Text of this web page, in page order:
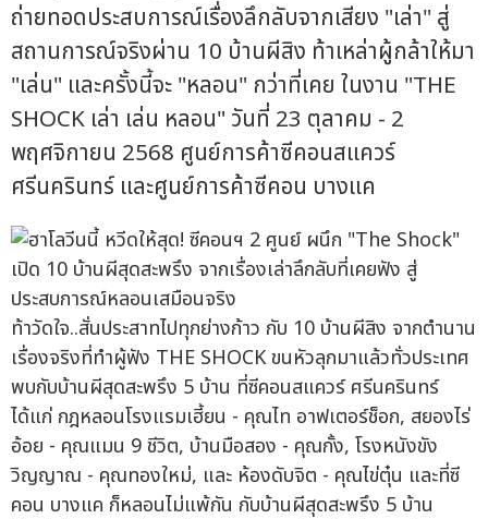
ถ่ายทอดประสบการณ์เรื่องลึกลับจากเสียง "เล่า" สู่
สถานการณ์จริงผ่าน 10 บ้านผีสิง ท้าเหล่าผู้กล้าให้มา
"เล่น" และครั้งนี้จะ "หลอน" กว่าที่เคย ในงาน "THE
SHOCK เล่า เล่น หลอน" วันที่ 23 ตุลาคม - 2
พฤศจิกายน 2568 ศูนย์การค้าซีคอนสแควร์
ศรีนครินทร์ และศูนย์การค้าซีคอน บางแค
ท้าวัดใจ..สั่นประสาทไปทุกย่างก้าว กับ 10 บ้านผีสิง จากตำนาน
เรื่องจริงที่ทำผู้ฟัง THE SHOCK ขนหัวลุกมาแล้วทั่วประเทศ
พบกับบ้านผีสุดสะพรึง 5 บ้าน ที่ซีคอนสแควร์ ศรีนครินทร์
ได้แก่ กฎหลอนโรงแรมเฮี้ยน - คุณไท อาฟเตอร์ช็อก, สยองไร่
อ้อย - คุณแมน 9 ชีวิต, บ้านมือสอง - คุณกั้ง, โรงหนังขัง
วิญญาณ - คุณทองใหม่, และ ห้องดับจิต - คุณไข่ตุ๋น และที่ซี
คอน บางแค ก็หลอนไม่แพ้กัน กับบ้านผีสุดสะพรึง 5 บ้าน